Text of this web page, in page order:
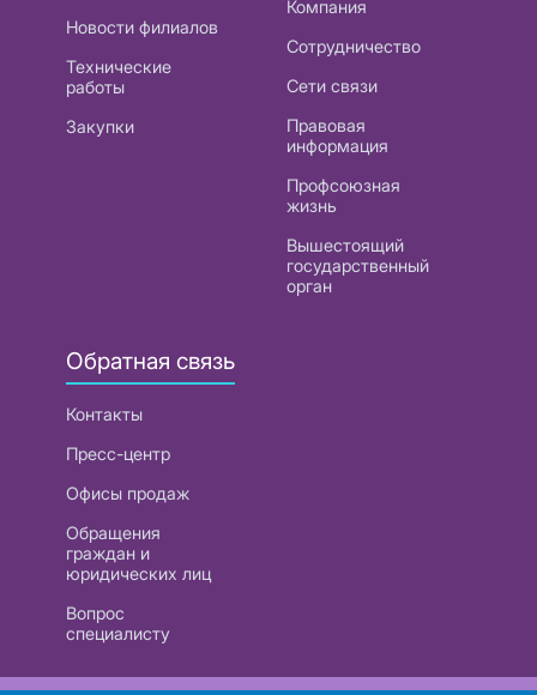
Новости филиалов
Технические
работы
Закупки
Компания
Сотрудничество
Сети связи
Правовая
информация
Профсоюзная
жизнь
Вышестоящий
государственный
орган
Обратная связь
Контакты
Пресс-центр
Офисы продаж
Обращения
граждан и
юридических лиц
Вопрос
специалисту